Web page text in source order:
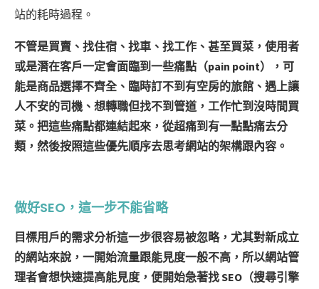
站的耗時過程。
不管是買賣、找住宿、找車、找工作、甚至買菜，使用者
或是潛在客戶一定會面臨到一些痛點（pain point），可
能是商品選擇不齊全、臨時訂不到有空房的旅館、遇上讓
人不安的司機、想轉職但找不到管道，工作忙到沒時間買
菜。把這些痛點都連結起來，從超痛到有一點點痛去分
類，然後按照這些優先順序去思考網站的架構跟內容。
做好SEO，這一步不能省略
目標用戶的需求分析這一步很容易被忽略，尤其對新成立
的網站來說，一開始流量跟能見度一般不高，所以網站管
理者會想快速提高能見度，便開始急著找 SEO（搜尋引擎